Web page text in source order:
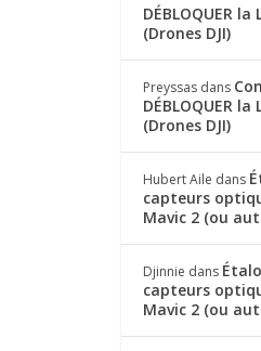
DÉBLOQUER
(Drones DJI)
Preyssasdans
DÉBLOQUER
(Drones DJI)
Hubert Aile dans
capteurs
Mavic 2 (ou
Djinnie dans
capteurs
Mavic 2 (ou